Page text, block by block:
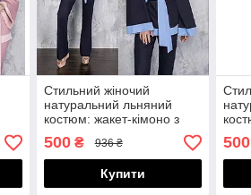
Стильний жіночий
натуральний льняний
костюм: жакет-кімоно з
капюшоном та прямі
штани
500₴ 936 ₴
Купити
500